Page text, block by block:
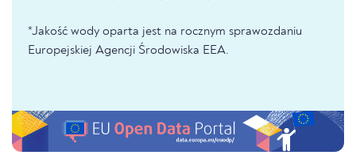
*Jakość wody oparta jest na rocznym sprawozdaniu
Europejskiej Agencji Środowiska EEA.